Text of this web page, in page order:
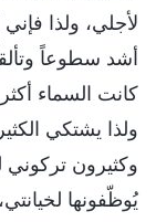
لأجلي، ولذا
أشد سطوعاً
كانت السماء
ولذا يشتكي
وكثيرون تركوني
يُوظّفونها